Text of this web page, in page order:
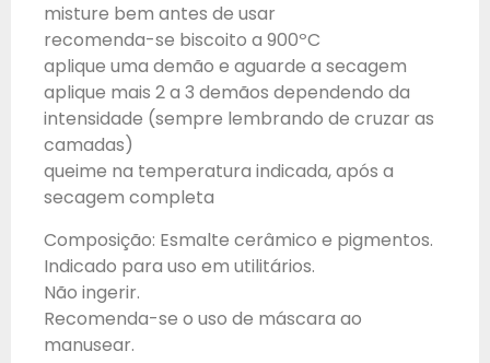
misture bem antes de usar
recomenda-se biscoito a 900ºC
aplique uma demão e aguarde a secagem
aplique mais 2 a 3 demãos dependendo da
intensidade (sempre lembrando de cruzar as
camadas)
queime na temperatura indicada, após a
secagem completa
Composição: Esmalte cerâmico e pigmentos.
Indicado para uso em utilitários.
Não ingerir.
Recomenda-se o uso de máscara ao
manusear.